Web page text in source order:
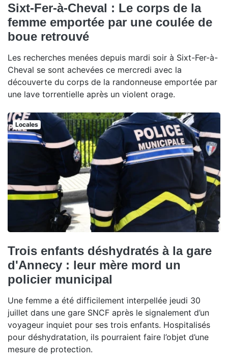
Sixt-Fer-à-Cheval : Le corps de la
femme emportée par une coulée de
boue retrouvé
Les recherches menées depuis mardi soir à Sixt-Fer-à-
Cheval se sont achevées ce mercredi avec la
découverte du corps de la randonneuse emportée par
une lave torrentielle après un violent orage.
Locales
Trois enfants déshydratés à la gare
d'Annecy : leur mère mord un
policier municipal
Une femme a été difficilement interpellée jeudi 30
juillet dans une gare SNCF après le signalement d’un
voyageur inquiet pour ses trois enfants. Hospitalisés
pour déshydratation, ils pourraient faire l’objet d’une
mesure de protection.